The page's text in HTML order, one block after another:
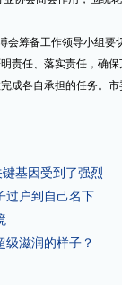
会筹备工作领导小组
责任、落实责任，确
成各自承担的任务。
基因受到了强烈
过户到自己名下
级滋润的样子？